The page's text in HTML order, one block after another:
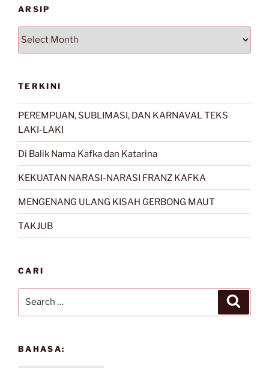
ARSIP
Arsip
TERKINI
PEREMPUAN, SUBLIMASI, DAN KARNAVAL TEKS
LAKI-LAKI
Di Balik Nama Kafka dan Katarina
KEKUATAN NARASI-NARASI FRANZ KAFKA
MENGENANG ULANG KISAH GERBONG MAUT
TAKJUB
CARI
BAHASA: